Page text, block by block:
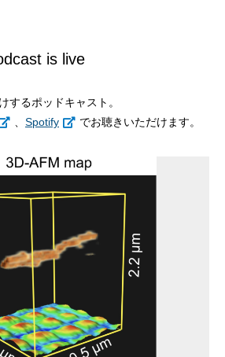
is live
するポッドキャスト。
Spotify でお聴きいただけます。